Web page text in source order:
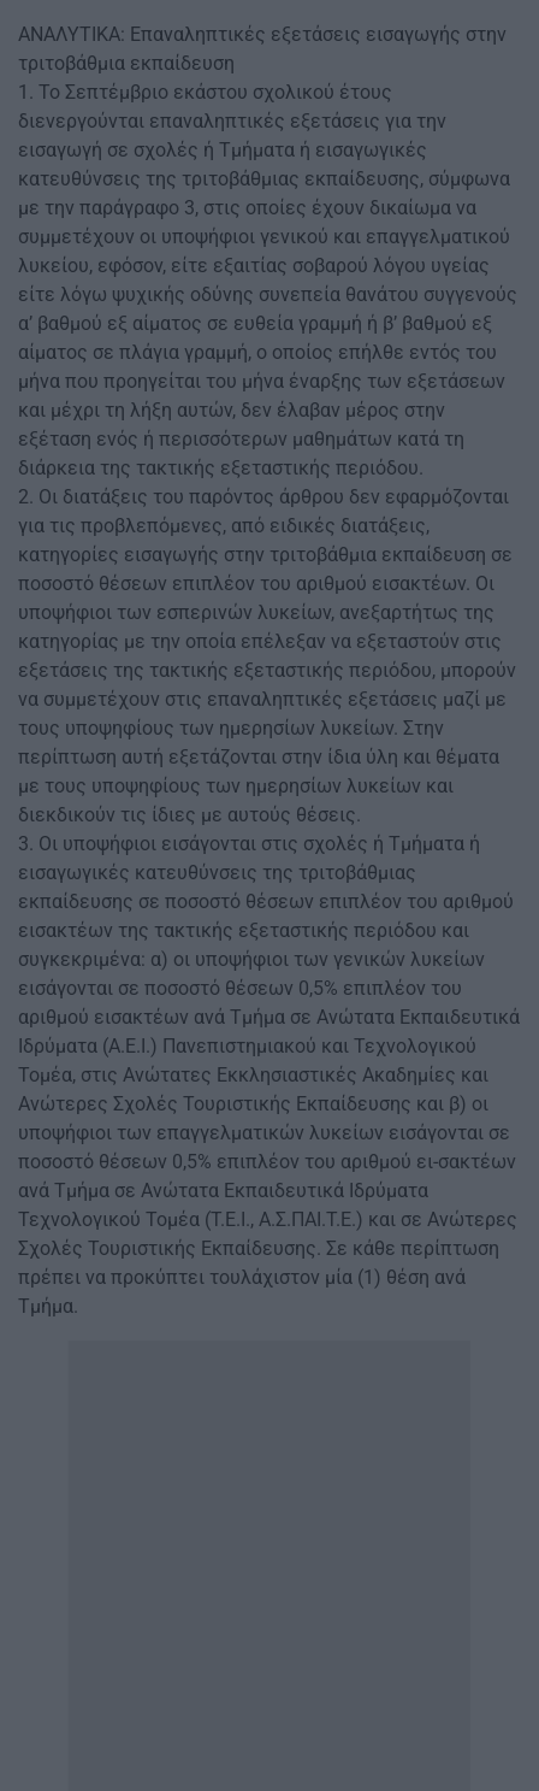
ΑΝΑΛΥΤΙΚΑ: Επαναληπτικές εξετάσεις εισαγωγής στην
τριτοβάθμια εκπαίδευση
1. Το Σεπτέμβριο εκάστου σχολικού έτους
διενεργούνται επαναληπτικές εξετάσεις για την
εισαγωγή σε σχολές ή Τμήματα ή εισαγωγικές
κατευθύνσεις της τριτοβάθμιας εκπαίδευσης, σύμφωνα
με την παράγραφο 3, στις οποίες έχουν δικαίωμα να
συμμετέχουν οι υποψήφιοι γενικού και επαγγελματικού
λυκείου, εφόσον, είτε εξαιτίας σοβαρού λόγου υγείας
είτε λόγω ψυχικής οδύνης συνεπεία θανάτου συγγενούς
α’ βαθμού εξ αίματος σε ευθεία γραμμή ή β’ βαθμού εξ
αίματος σε πλάγια γραμμή, ο οποίος επήλθε εντός του
μήνα που προηγείται του μήνα έναρξης των εξετάσεων
και μέχρι τη λήξη αυτών, δεν έλαβαν μέρος στην
εξέταση ενός ή περισσότερων μαθημάτων κατά τη
διάρκεια της τακτικής εξεταστικής περιόδου.
2. Οι διατάξεις του παρόντος άρθρου δεν εφαρμόζονται
για τις προβλεπόμενες, από ειδικές διατάξεις,
κατηγορίες εισαγωγής στην τριτοβάθμια εκπαίδευση σε
ποσοστό θέσεων επιπλέον του αριθμού εισακτέων. Οι
υποψήφιοι των εσπερινών λυκείων, ανεξαρτήτως της
κατηγορίας με την οποία επέλεξαν να εξεταστούν στις
εξετάσεις της τακτικής εξεταστικής περιόδου, μπορούν
να συμμετέχουν στις επαναληπτικές εξετάσεις μαζί με
τους υποψηφίους των ημερησίων λυκείων. Στην
περίπτωση αυτή εξετάζονται στην ίδια ύλη και θέματα
με τους υποψηφίους των ημερησίων λυκείων και
διεκδικούν τις ίδιες με αυτούς θέσεις.
3. Οι υποψήφιοι εισάγονται στις σχολές ή Τμήματα ή
εισαγωγικές κατευθύνσεις της τριτοβάθμιας
εκπαίδευσης σε ποσοστό θέσεων επιπλέον του αριθμού
εισακτέων της τακτικής εξεταστικής περιόδου και
συγκεκριμένα: α) οι υποψήφιοι των γενικών λυκείων
εισάγονται σε ποσοστό θέσεων 0,5% επιπλέον του
αριθμού εισακτέων ανά Τμήμα σε Ανώτατα Εκπαιδευτικά
Ιδρύματα (Α.Ε.Ι.) Πανεπιστημιακού και Τεχνολογικού
Τομέα, στις Ανώτατες Εκκλησιαστικές Ακαδημίες και
Ανώτερες Σχολές Τουριστικής Εκπαίδευσης και β) οι
υποψήφιοι των επαγγελματικών λυκείων εισάγονται σε
ποσοστό θέσεων 0,5% επιπλέον του αριθμού ει-σακτέων
ανά Τμήμα σε Ανώτατα Εκπαιδευτικά Ιδρύματα
Τεχνολογικού Τομέα (Τ.Ε.Ι., Α.Σ.ΠΑΙ.Τ.Ε.) και σε Ανώτερες
Σχολές Τουριστικής Εκπαίδευσης. Σε κάθε περίπτωση
πρέπει να προκύπτει τουλάχιστον μία (1) θέση ανά
Τμήμα.